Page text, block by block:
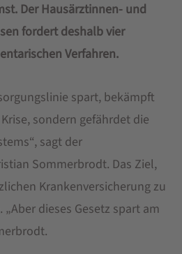
Der Hausärztinnen- und
fordert deshalb vier
Verfahren.
spart, bekämpft
sondern gefährdet die
sagt der
Sommerbrodt. Das Ziel,
Krankenversicherung zu
dieses Gesetz spart am